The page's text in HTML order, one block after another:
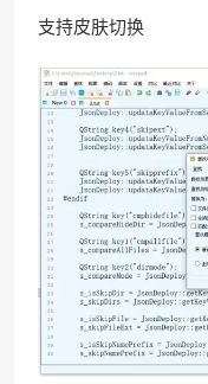
支持皮肤切换